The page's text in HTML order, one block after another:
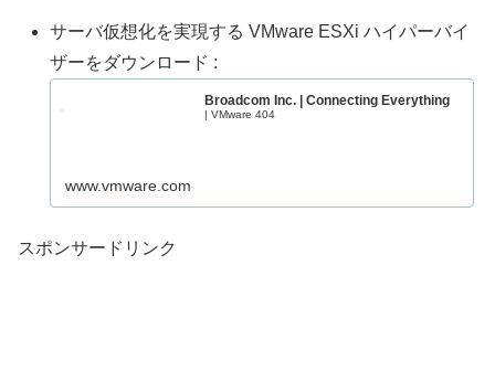
サーバ仮想化を実現する VMware ESXi ハイパーバイ
ザーをダウンロード :
Broadcom Inc. | Connecting Everything
| VMware 404
www.vmware.com
スポンサードリンク